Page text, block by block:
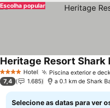
Escolha popular
4 EstrelasHotel Piscina exterior e
Heritage Resort Shark
7,4 1.685 a 0.1 km de Shark
Selecione as datas para ver